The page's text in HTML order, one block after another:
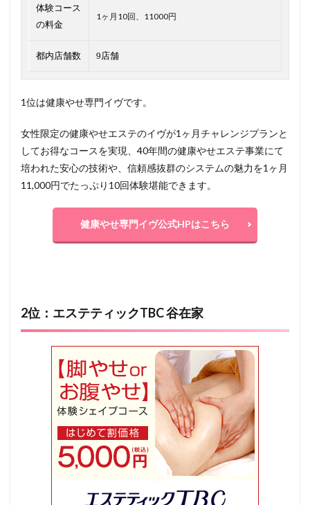
体験コース
の料金
1ヶ月10回、11000円
都内店舗数 9店舗
1位は健康やせ専門イヴです。
女性限定の健康やせエステのイヴが1ヶ月チャレンジプランと
してお得なコースを実現、40年間の健康やせエステ事業にて
培われた安心の技術や、信頼感抜群のシステムの魅力を1ヶ月
11,000円でたっぷり10回体験堪能できます。
健康やせ専門イヴ公式HPはこちら
2位：エステティックTBC 谷在家